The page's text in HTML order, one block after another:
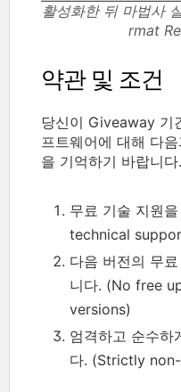
활성화한 뒤 마법사
rmat
약관 및 조건
당신이 Giveaway 기
프트웨어에 대해 다
을 기억하기 바랍니다.
무료 기술 지원
technical
다음 버전의 무
니다. (No free
versions)
엄격하고 순수하
다. (Strictly